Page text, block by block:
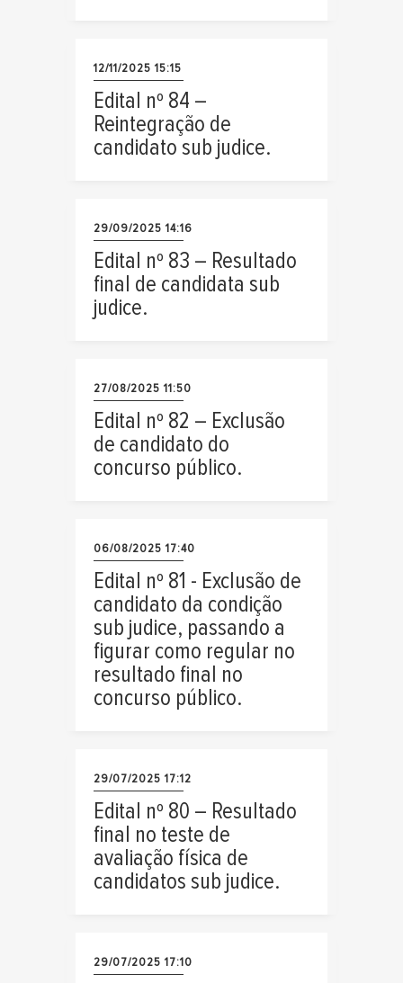
12/11/2025 15:15
Edital nº 84 –
Reintegração de
candidato sub judice.
29/09/2025 14:16
Edital nº 83 – Resultado
final de candidata sub
judice.
27/08/2025 11:50
Edital nº 82 – Exclusão
de candidato do
concurso público.
06/08/2025 17:40
Edital nº 81 - Exclusão de
candidato da condição
sub judice, passando a
figurar como regular no
resultado final no
concurso público.
29/07/2025 17:12
Edital nº 80 – Resultado
final no teste de
avaliação física de
candidatos sub judice.
29/07/2025 17:10